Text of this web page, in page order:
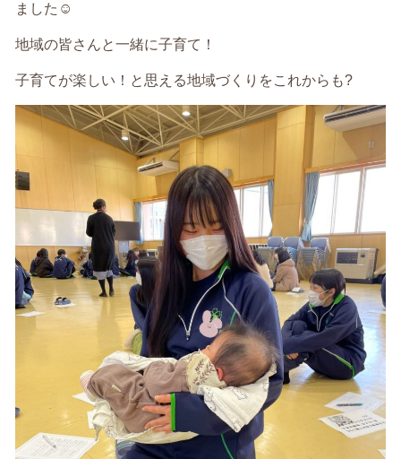
ました☺️
地域の皆さんと一緒に子育て！
子育てが楽しい！と思える地域づくりをこれからも?